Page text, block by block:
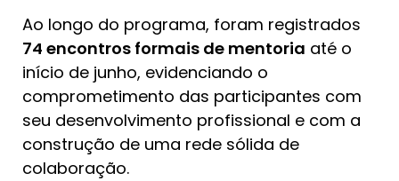
Ao longo do programa, foram registrados
74 encontros formais de mentoria até o
início de junho, evidenciando o
comprometimento das participantes com
seu desenvolvimento profissional e com a
construção de uma rede sólida de
colaboração.